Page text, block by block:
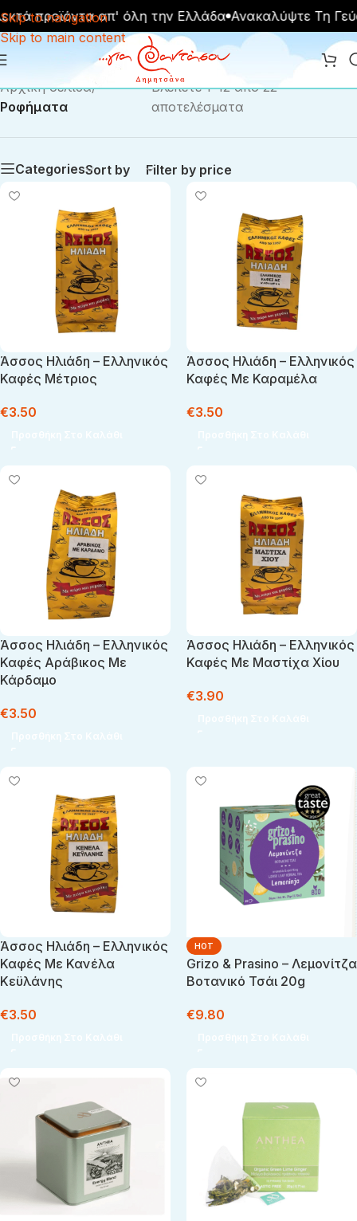
Skip to navigation
Skip to main content
προϊόντα απ' όλη την Ελλάδα Ανακαλύψτε Τη
Αρχική σελίδα/
Ροφήματα
Βλέπετε 1–12 από 22
αποτελέσματα
CategoriesSort by Filter by price
Άσσος Ηλιάδη – Ελληνικός
Καφές Μέτριος
€3.50
Άσσος Ηλιάδη – Ελληνικός
Καφές Με Καραμέλα
€3.50
Άσσος Ηλιάδη – Ελληνικός
Καφές Αράβικος Με
Κάρδαμο
€3.50
Άσσος Ηλιάδη – Ελληνικός
Καφές Με Μαστίχα Χίου
€3.90
Άσσος Ηλιάδη – Ελληνικός
Καφές Με Κανέλα
Κεϋλάνης
€3.50
HOT
Grizo & Prasino – Λεμονίτζα
Βοτανικό Τσάι 20g
€9.80